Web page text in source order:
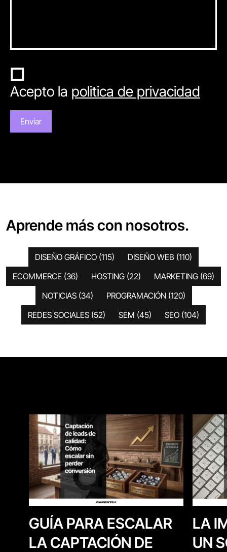
Acepto la politica de privacidad
Aprende más con nosotros.
DISEÑO GRÁFICO (115) DISEÑO WEB (110)
ECOMMERCE (36) HOSTING (22) MARKETING (69)
NOTICIAS (34) PROGRAMACIÓN (120)
REDES SOCIALES (52) SEM (45) SEO (104)
GUÍA PARA ESCALAR
LA CAPTACIÓN DE
LA
UN